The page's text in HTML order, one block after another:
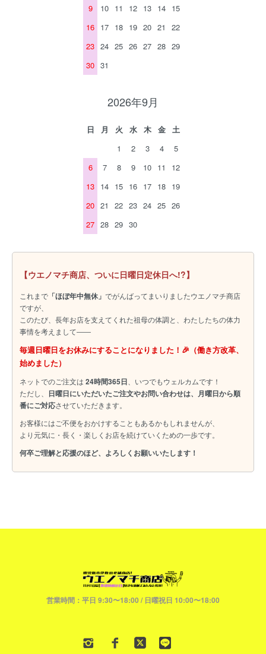
9
10 11 12 13 14 15
16 17 18 19 20 21
22
23 24 25 26 27 28 29
30 31
2026年9月
日 月 火 水 木 金
土
1
2 3 4
5
6
7 8 9 10 11
12
13 14 15 16 17 18 19
20 21 22 23 24 25 26
27 28 29 30
【ウエノマチ商店、ついに日曜日定休日へ!?】
これまで 「ほぼ年中無休」 でがんばってまいりましたウエノマチ商店
ですが、
このたび、長年お店を支えてくれた祖母の体調と、わたしたちの体力
事情を考えまして――
毎週日曜日をお休みにすることになりました！🎉（働き方改革、
始めました）
ネットでのご注文は 24時間365日 、いつでもウェルカムです！
ただし、
日曜日にいただいたご注文やお問い合わせは、月曜日から順
番にご対応させていただきます。
お客様にはご不便をおかけすることもあるかもしれませんが、
より元気に・長く・楽しくお店を続けていくための一歩です。
何卒ご理解と応援のほど、よろしくお願いいたします！
営業時間：平日 9:30〜18:00 / 日曜祝日 10:00〜18:00